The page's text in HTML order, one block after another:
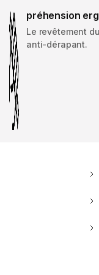
préhension
Le revêtement
anti-dérapant.